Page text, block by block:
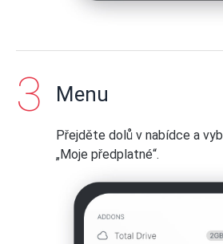
Menu
Přejděte dolů v nabídce a
„Moje předplatné“.